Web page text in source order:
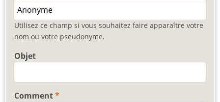
Utilisez ce champ si vous souhaitez faire apparaître votre
nom ou votre pseudonyme.
Objet
Comment